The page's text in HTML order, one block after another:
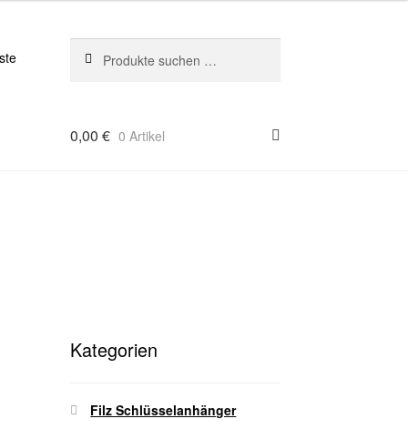
nach:
0,00 € 0 Artikel
Kategorien
Filz Schlüsselanhänger